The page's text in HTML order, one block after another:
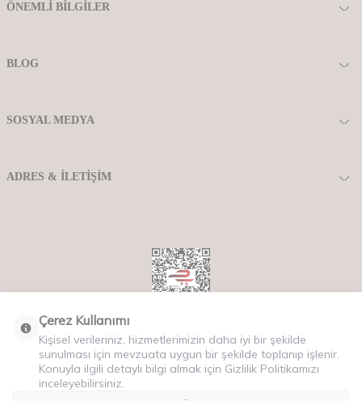
ÖNEMLI BILGILER
BLOG
SOSYAL MEDYA
ADRES & İLETIŞIM
Copyriht © 2025 Tüm Hakları Saklıdır.
Çerez Kullanımı
Kişisel verileriniz, hizmetlerimizin daha iyi bir şekilde
sunulması için mevzuata uygun bir şekilde toplanıp işlenir.
Konuyla ilgili detaylı bilgi almak için Gizlilik Politikamızı
inceleyebilirsiniz.